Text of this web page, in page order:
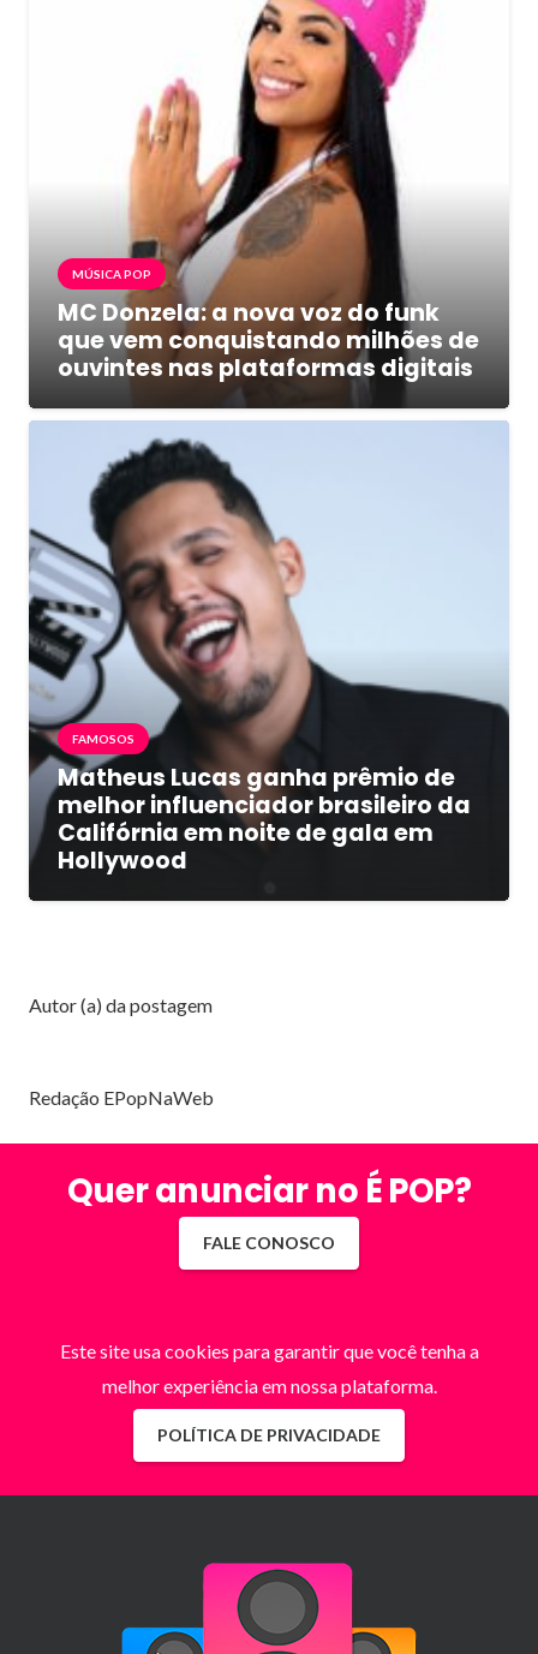
MÚSICA POP
MC Donzela: a nova voz do funk
que vem conquistando milhões de
ouvintes nas plataformas digitais
FAMOSOS
Matheus Lucas ganha prêmio de
melhor influenciador brasileiro da
Califórnia em noite de gala em
Hollywood
Autor (a) da postagem
Redação EPopNaWeb
Quer anunciar no É POP?
FALE CONOSCO
Este site usa cookies para garantir que você tenha a
melhor experiência em nossa plataforma.
POLÍTICA DE PRIVACIDADE